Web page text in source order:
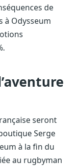
de
à Odysseum
seront
Serge
à la fin du
au rugbyman